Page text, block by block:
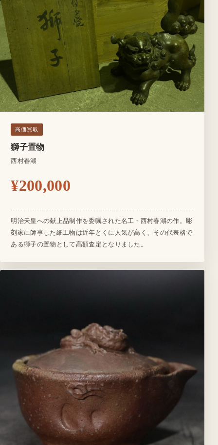
高価買取
獅子置物
西村春湖
¥200,000
明治天皇への献上品制作を委嘱された名工・西村春湖の作。彫
刻家に師事した細工物は近年とくに人気が高く、その代表格で
ある獅子の置物として高額査定となりました。